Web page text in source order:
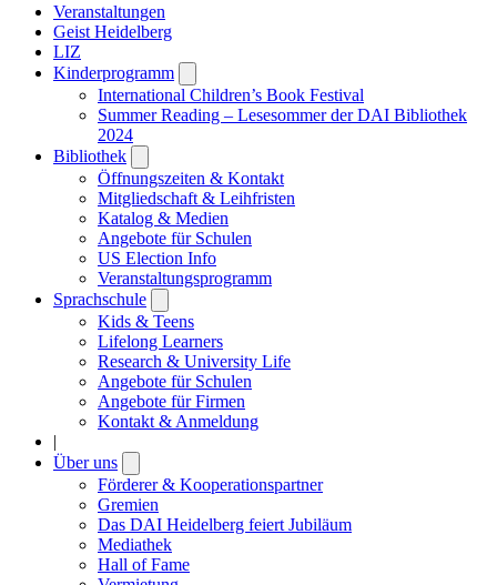
Veranstaltungen
Geist Heidelberg
LIZ
Kinderprogramm
submenu
International Children’s Book Festival
Summer Reading – Lesesommer der DAI Bibliothek
2024
Bibliothek
submenu
Öffnungszeiten & Kontakt
Mitgliedschaft & Leihfristen
Katalog & Medien
Angebote für Schulen
US Election Info
Veranstaltungsprogramm
Sprachschule
submenu
Kids & Teens
Lifelong Learners
Research & University Life
Angebote für Schulen
Angebote für Firmen
Kontakt & Anmeldung
|
Über uns
submenu
Förderer & Kooperationspartner
Gremien
Das DAI Heidelberg feiert Jubiläum
Mediathek
Hall of Fame